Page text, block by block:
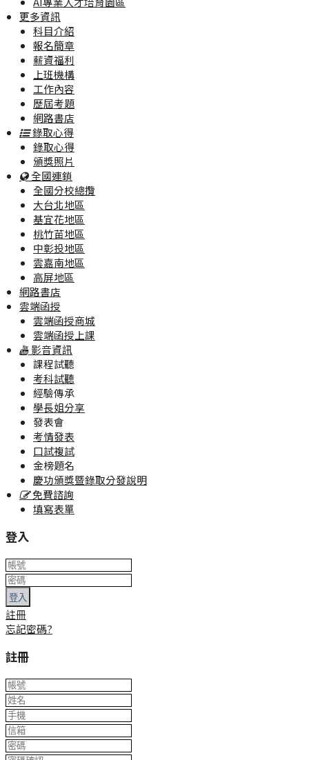
AI專業人才培育園區
更多資訊
科目介紹
報名簡章
薪資福利
上班機構
工作內容
歷屆考題
網路書店
錄取心得
錄取心得
頒獎照片
全國連鎖
全國分校總攬
大台北地區
基宜花地區
桃竹苗地區
中彰投地區
雲嘉南地區
高屏地區
網路書店
雲端函授
雲端函授商城
雲端函授上課
影音資訊
課程試聽
考科試聽
經驗傳承
學長姐分享
發表會
考情發表
口試複試
金榜題名
慶功頒獎暨錄取分發說明
免費諮詢
填寫表單
登入
登入
註冊
忘記密碼?
註冊